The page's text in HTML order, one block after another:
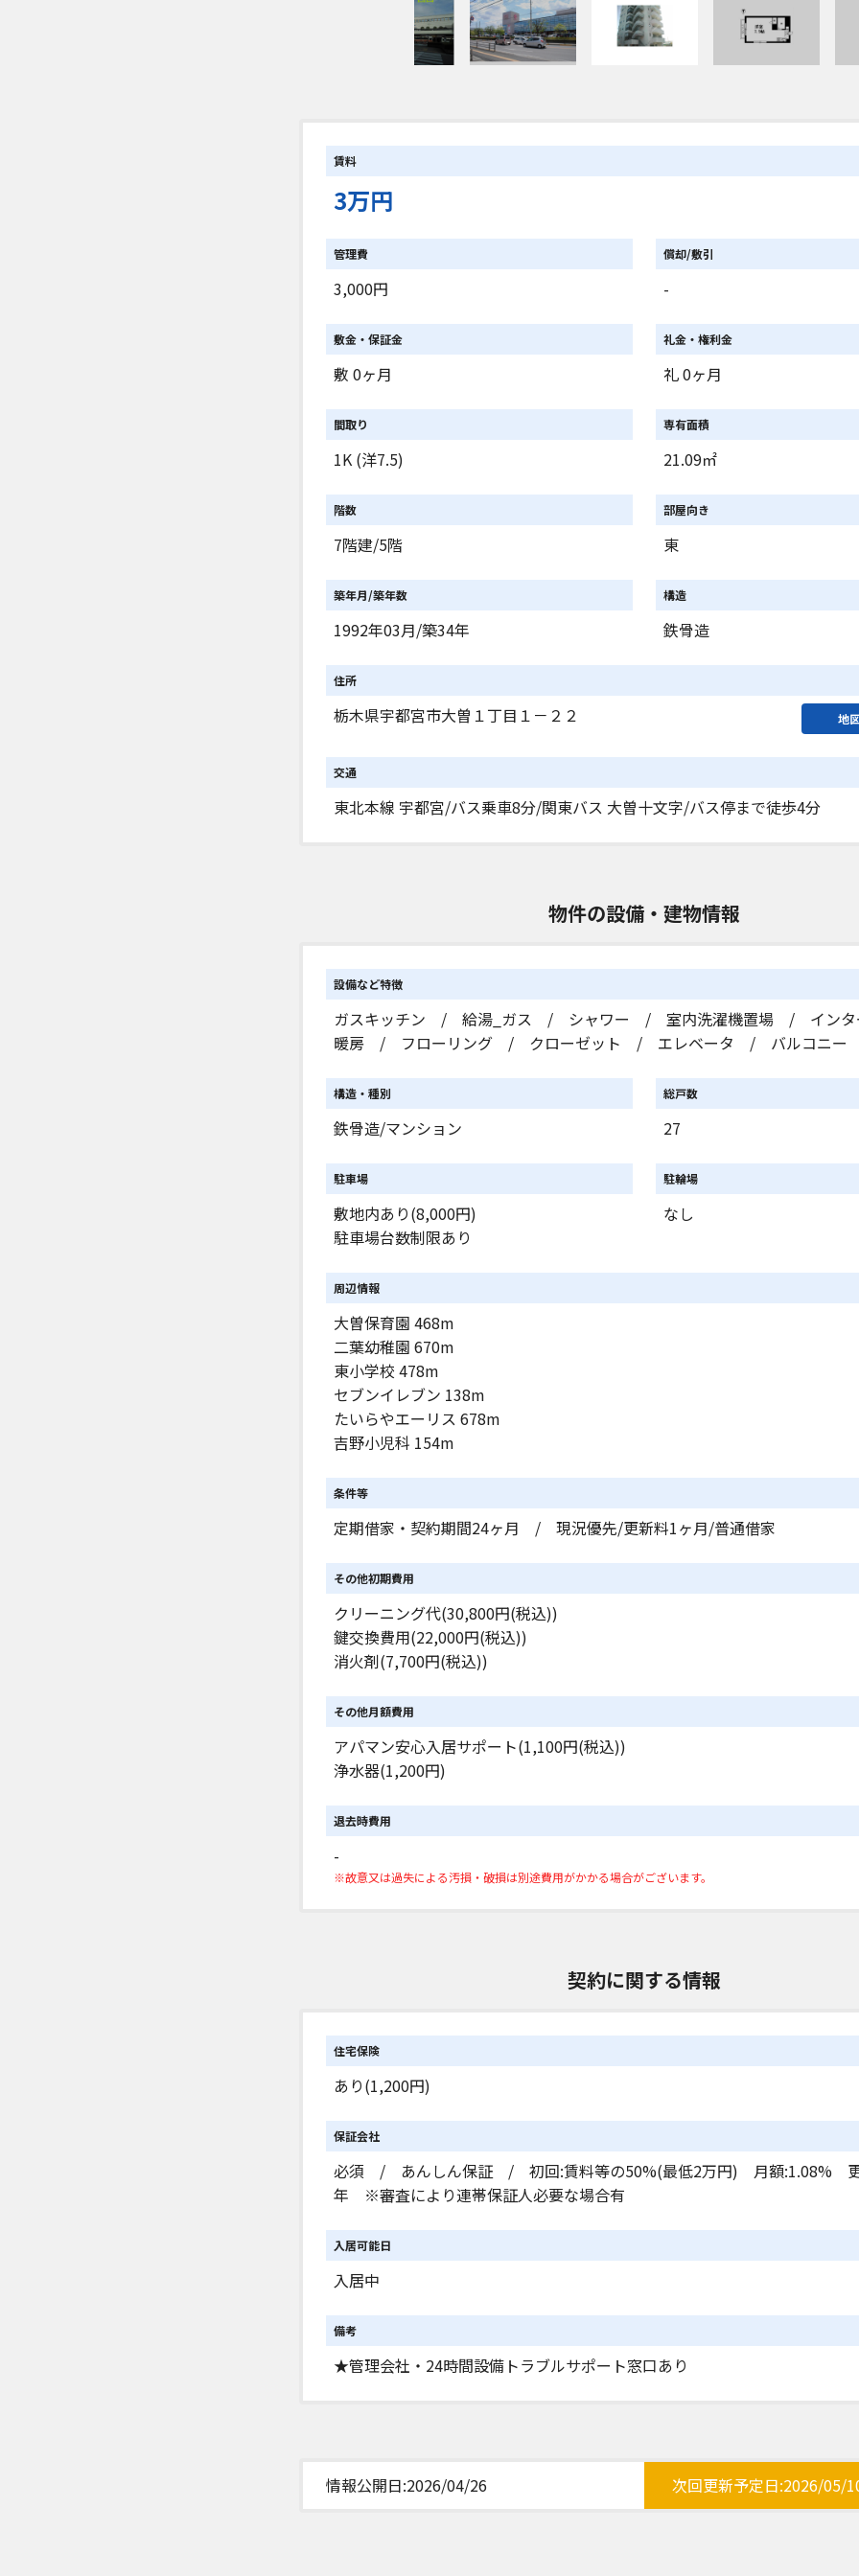
賃料
3万円
管理費
3,000円
償却/敷引
-
敷金・保証金
敷 0ヶ月
礼金・権利金
礼 0ヶ月
間取り
1K (洋7.5)
専有面積
21.09㎡
階数
7階建/5階
部屋向き
東
築年月/築年数
1992年03月/築34年
構造
鉄骨造
住所
栃木県宇都宮市大曽１丁目１－２２ 地
交通
東北本線 宇都宮/バス乗車8分/関東バス 大曽十文字/バス停まで徒歩4分
物件の設備・建物情報
設備など特徴
ガスキッチン / 給湯_ガス / シャワー / 室内洗濯機置場 / イン
暖房 / フローリング / クローゼット / エレベータ / バルコニー
構造・種別
鉄骨造/マンション
総戸数
27
駐車場
敷地内あり(8,000円)
駐車場台数制限あり
駐輪場
なし
周辺情報
大曽保育園 468m
二葉幼稚園 670m
東小学校 478m
セブンイレブン 138m
たいらやエーリス 678m
吉野小児科 154m
条件等
定期借家・契約期間24ヶ月 / 現況優先/更新料1ヶ月/普通借家
その他初期費用
クリーニング代(30,800円(税込))
鍵交換費用(22,000円(税込))
消火剤(7,700円(税込))
その他月額費用
アパマン安心入居サポート(1,100円(税込))
浄水器(1,200円)
退去時費用
-
※故意又は過失による汚損・破損は別途費用がかかる場合がございます。
契約に関する情報
住宅保険
あり(1,200円)
保証会社
必須 / あんしん保証 / 初回:賃料等の50%(最低2万円) 月額:1.08%
年 ※審査により連帯保証人必要な場合有
入居可能日
入居中
備考
★管理会社・24時間設備トラブルサポート窓口あり
情報公開日:2026/04/26 次回更新予定日:2026/05/